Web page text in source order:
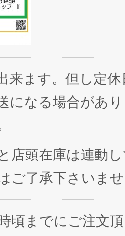
来ます。但し定休
になる場合があ
店頭在庫は連動
ご了承下さいま
頃までにご注文